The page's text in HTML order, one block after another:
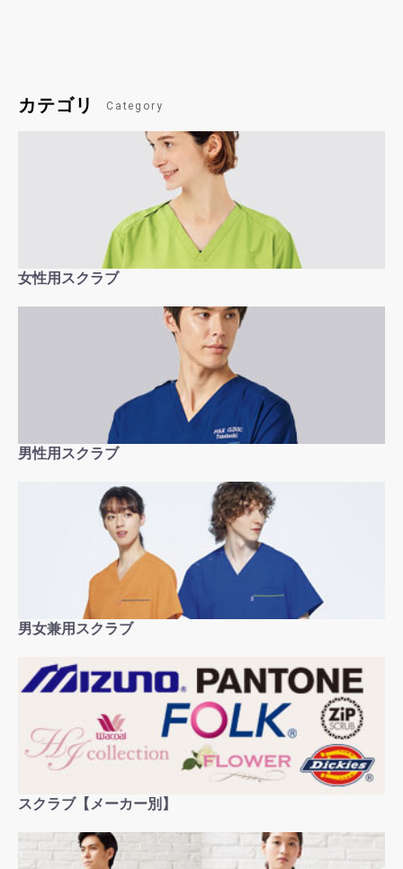
カテゴリ Category
女性用スクラブ
男性用スクラブ
男女兼用スクラブ
スクラブ【メーカー別】